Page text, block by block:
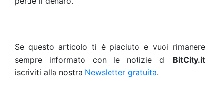
Se questo articolo ti è piaciuto e vuoi rimanere
sempre informato con le notizie di BitCity.it
iscriviti alla nostra Newsletter gratuita.